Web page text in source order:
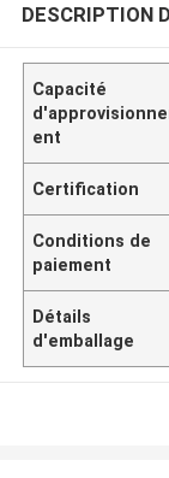
DESCRIPTION
Capacité
ent
Certification
Conditions de
paiement
Détails
d'emballage